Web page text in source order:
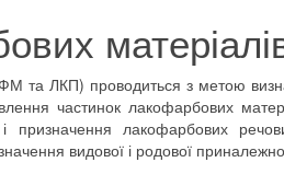
та ЛКП) проводиться з метою
частинок лакофарбових
призначення лакофарбових
видової і родової